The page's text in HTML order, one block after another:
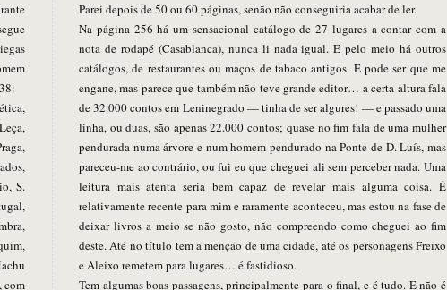
S.
com
Parei depois de 50 ou 60 páginas, senão não conseguiria acabar de ler.
Na página 256 há um sensacional catálogo de 27 lugares a contar com a
nota de rodapé (Casablanca), nunca li nada igual. E pelo meio há outros
catálogos, de restaurantes ou maços de tabaco antigos. E pode ser que me
engane, mas parece que também não teve grande editor… a certa altura fala
de 32.000 contos em Leninegrado — tinha de ser algures! — e passado uma
linha, ou duas, são apenas 22.000 contos; quase no fim fala de uma mulher
pendurada numa árvore e num homem pendurado na Ponte de D. Luís, mas
pareceu-me ao contrário, ou fui eu que cheguei ali sem perceber nada. Uma
leitura mais atenta seria bem capaz de revelar mais alguma coisa. É
relativamente recente para mim e raramente aconteceu, mas estou na fase de
deixar livros a meio se não gosto, não compreendo como cheguei ao fim
deste. Até no título tem a menção de uma cidade, até os personagens Freixo
e Aleixo remetem para lugares… é fastidioso.
Tem algumas boas passagens, principalmente para o final, e é tudo. E não é